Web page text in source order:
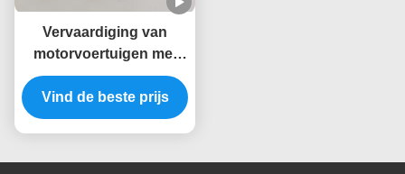
Vervaardiging van
motorvoertuigen met
een vermogen van meer
dan 50 kW
Vind de beste prijs